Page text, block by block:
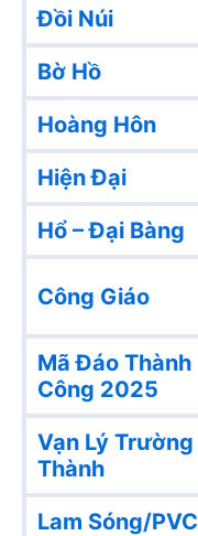
Đồi Núi
Bờ Hồ
Hoàng Hôn
Hiện Đại
Hổ – Đại Bàng
Công Giáo
Mã Đáo Thành
Công 2025
Vạn Lý Trường
Thành
Lam Sóng/PVC